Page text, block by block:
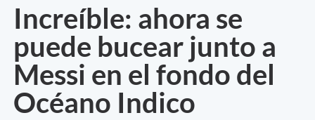
Increíble: ahora se
puede bucear junto a
Messi en el fondo del
Océano Indico